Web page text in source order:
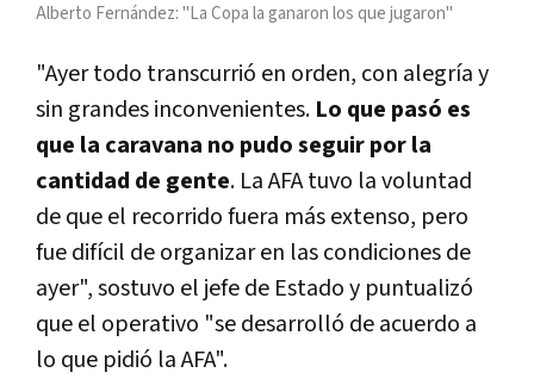
Alberto Fernández: "La Copa la ganaron los que jugaron"
"Ayer todo transcurrió en orden, con alegría y
sin grandes inconvenientes. Lo que pasó es
que la caravana no pudo seguir por la
cantidad de gente. La AFA tuvo la voluntad
de que el recorrido fuera más extenso, pero
fue difícil de organizar en las condiciones de
ayer", sostuvo el jefe de Estado y puntualizó
que el operativo "se desarrolló de acuerdo a
lo que pidió la AFA".